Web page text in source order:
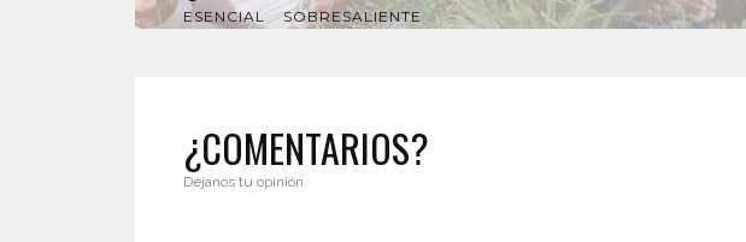
ESENCIAL SOBRESALIENTE
¿COMENTARIOS?
Déjanos tu opinión.